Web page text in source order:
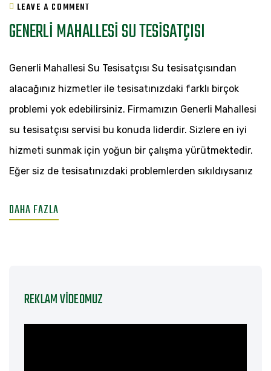
LEAVE A COMMENT
GENERLI
SU
TESISATÇISI
GENERLI MAHALLESI SU TESISATÇISI
Generli Mahallesi Su Tesisatçısı Su tesisatçısından
alacağınız hizmetler ile tesisatınızdaki farklı birçok
problemi yok edebilirsiniz. Firmamızın Generli Mahallesi
su tesisatçısı servisi bu konuda liderdir. Sizlere en iyi
hizmeti sunmak için yoğun bir çalışma yürütmektedir.
Eğer siz de tesisatınızdaki problemlerden sıkıldıysanız
DAHA FAZLA
REKLAM VIDEOMUZ